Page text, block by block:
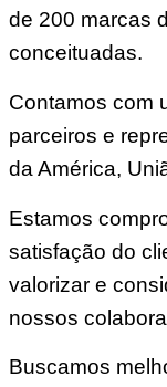
de 200 marcas
conceituadas.
Contamos com
parceiros e
da América,
Estamos
satisfação do
valorizar e
nossos
Buscamos